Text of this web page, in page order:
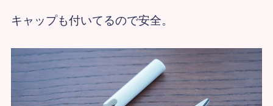
キャップも付いてるので安全。